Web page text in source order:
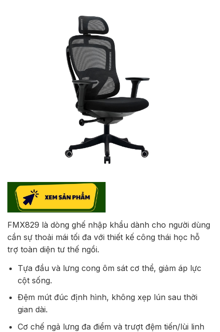
FMX829 là dòng ghế nhập khẩu dành cho người dùng
cần sự thoải mái tối đa với thiết kế công thái học hỗ
trợ toàn diện tư thế ngồi.
Tựa đầu và lưng cong ôm sát cơ thể, giảm áp lực
cột sống.
Đệm mút đúc định hình, không xẹp lún sau thời
gian dài.
Cơ chế ngả lưng đa điểm và trượt đệm tiến/lùi linh